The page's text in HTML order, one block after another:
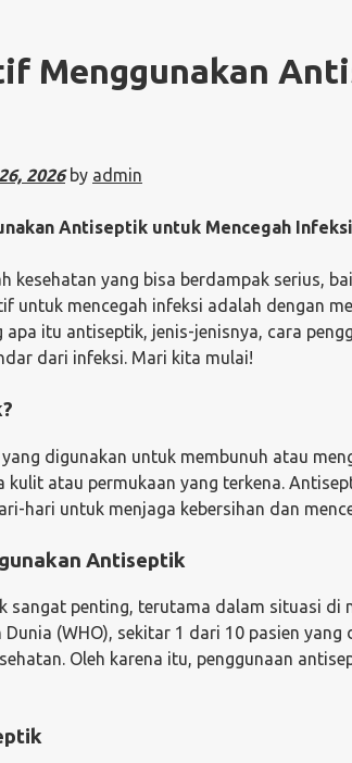
Menggunakan
2026by admin
Antiseptik untuk Mencegah Infeksi
kesehatan yang bisa berdampak serius,
untuk mencegah infeksi adalah dengan
apa itu antiseptik, jenis-jenisnya, cara
dari infeksi. Mari kita mulai!
digunakan untuk membunuh atau
kulit atau permukaan yang terkena.
hari untuk menjaga kebersihan dan
Antiseptik
sangat penting, terutama dalam situasi
Dunia (WHO), sekitar 1 dari 10 pasien
Oleh karena itu, penggunaan